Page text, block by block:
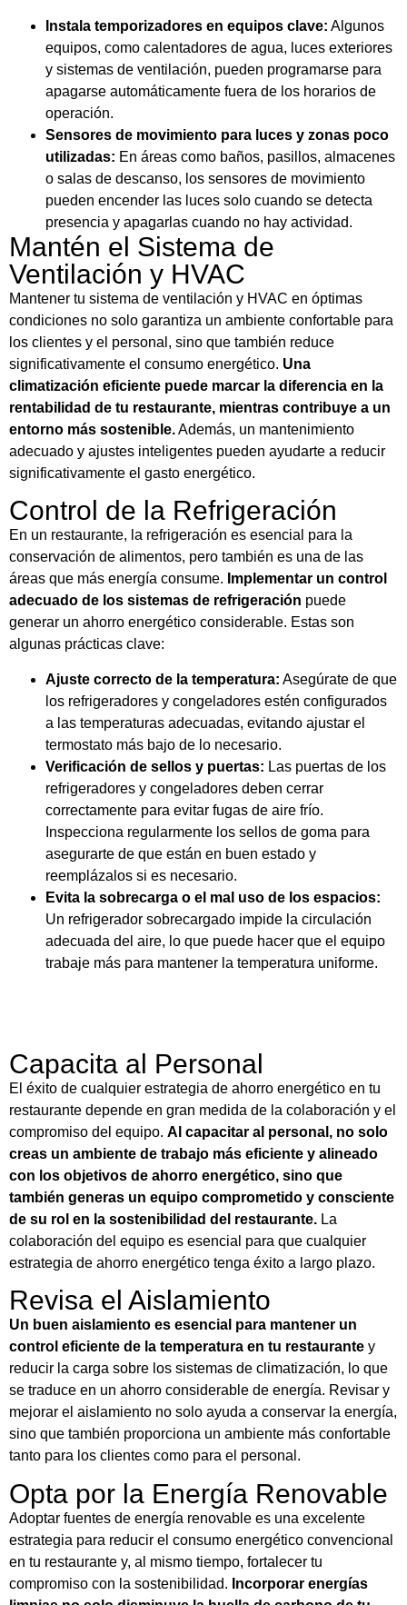
Instala temporizadores en equipos clave: Algunos
equipos, como calentadores de agua, luces exteriores
y sistemas de ventilación, pueden programarse para
apagarse automáticamente fuera de los horarios de
operación.
Sensores de movimiento para luces y zonas poco
utilizadas: En áreas como baños, pasillos, almacenes
o salas de descanso, los sensores de movimiento
pueden encender las luces solo cuando se detecta
presencia y apagarlas cuando no hay actividad.
Mantén el Sistema de
Ventilación y HVAC
Mantener tu sistema de ventilación y HVAC en óptimas
condiciones no solo garantiza un ambiente confortable para
los clientes y el personal, sino que también reduce
significativamente el consumo energético. Una
climatización eficiente puede marcar la diferencia en la
rentabilidad de tu restaurante, mientras contribuye a un
entorno más sostenible.Además, un mantenimiento
adecuado y ajustes inteligentes pueden ayudarte a reducir
significativamente el gasto energético.
Control de la Refrigeración
En un restaurante, la refrigeración es esencial para la
conservación de alimentos, pero también es una de las
áreas que más energía consume. Implementar un control
adecuado de los sistemas de refrigeración puede
generar un ahorro energético considerable. Estas son
algunas prácticas clave:
Ajuste correcto de la temperatura: Asegúrate de que
los refrigeradores y congeladores estén configurados
a las temperaturas adecuadas, evitando ajustar el
termostato más bajo de lo necesario.
Verificación de sellos y puertas: Las puertas de los
refrigeradores y congeladores deben cerrar
correctamente para evitar fugas de aire frío.
Inspecciona regularmente los sellos de goma para
asegurarte de que están en buen estado y
reemplázalos si es necesario.
Evita la sobrecarga o el mal uso de los espacios:
Un refrigerador sobrecargado impide la circulación
adecuada del aire, lo que puede hacer que el equipo
trabaje más para mantener la temperatura uniforme.
Capacita al Personal
El éxito de cualquier estrategia de ahorro energético en tu
restaurante depende en gran medida de la colaboración y el
compromiso del equipo. Al capacitar al personal, no solo
creas un ambiente de trabajo más eficiente y alineado
con los objetivos de ahorro energético, sino que
también generas un equipo comprometido y consciente
de su rol en la sostenibilidad del restaurante. La
colaboración del equipo es esencial para que cualquier
estrategia de ahorro energético tenga éxito a largo plazo.
Revisa el Aislamiento
Un buen aislamiento es esencial para mantener un
control eficiente de la temperatura en tu restaurante y
reducir la carga sobre los sistemas de climatización, lo que
se traduce en un ahorro considerable de energía. Revisar y
mejorar el aislamiento no solo ayuda a conservar la energía,
sino que también proporciona un ambiente más confortable
tanto para los clientes como para el personal.
Opta por la Energía Renovable
Adoptar fuentes de energía renovable es una excelente
estrategia para reducir el consumo energético convencional
en tu restaurante y, al mismo tiempo, fortalecer tu
compromiso con la sostenibilidad. Incorporar energías